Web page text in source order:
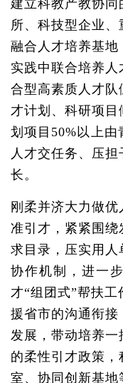
建立科教产教协
所、科技型企业
融合人才培养基
实践中联合培养
合型高素质人才队
才计划、科研项
划项目50%以上
人才交任务、压
长。
刚柔并济大力做
准引才，紧紧围
求目录，压实用
协作机制，进一
才“组团式”帮扶
援省市的沟通衔
发展，带动培养
的柔性引才政策，
室、协同创新基